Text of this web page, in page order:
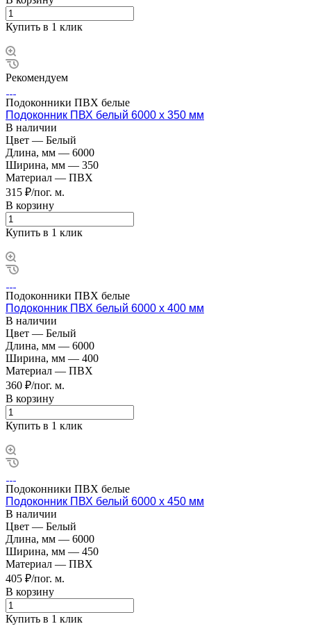
Купить в 1 клик
Рекомендуем
Подоконники ПВХ белые
Подоконник ПВХ белый 6000 х 350 мм
В наличии
Цвет — Белый
Длина, мм — 6000
Ширина, мм — 350
Материал — ПВХ
315 ₽/пог. м.
В корзину
Купить в 1 клик
Подоконники ПВХ белые
Подоконник ПВХ белый 6000 х 400 мм
В наличии
Цвет — Белый
Длина, мм — 6000
Ширина, мм — 400
Материал — ПВХ
360 ₽/пог. м.
В корзину
Купить в 1 клик
Подоконники ПВХ белые
Подоконник ПВХ белый 6000 х 450 мм
В наличии
Цвет — Белый
Длина, мм — 6000
Ширина, мм — 450
Материал — ПВХ
405 ₽/пог. м.
В корзину
Купить в 1 клик